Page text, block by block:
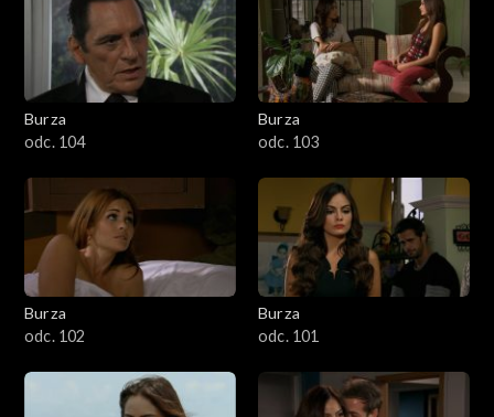
Burza
odc. 104
Burza
odc. 103
Burza
odc. 102
Burza
odc. 101